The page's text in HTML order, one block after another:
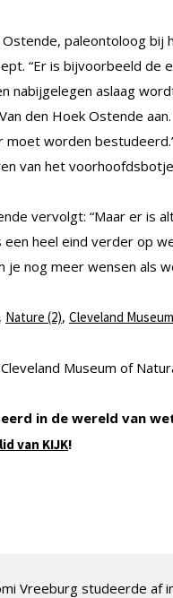
Ostende, paleontoloog
“Er is bijvoorbeeld de
nabijgelegen aslaag
den Hoek Ostende
moet worden
van het
vervolgt: “Maar er is
een heel eind verder op
je nog meer wensen als
, Nature (2), Cleveland
Museum of
in de wereld van
lid van KIJK!
Vreeburg studeerde af